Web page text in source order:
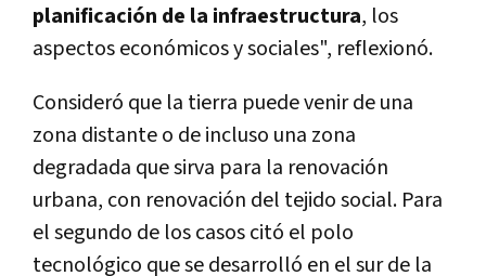
planificación de la infraestructura, los
aspectos económicos y sociales", reflexionó.
Consideró que la tierra puede venir de una
zona distante o de incluso una zona
degradada que sirva para la renovación
urbana, con renovación del tejido social. Para
el segundo de los casos citó el polo
tecnológico que se desarrolló en el sur de la